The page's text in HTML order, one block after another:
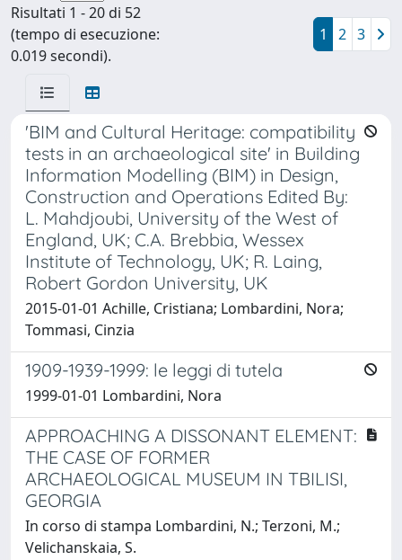
Risultati 1 - 20 di 52
(tempo di esecuzione:
0.019 secondi).
1 2 3
'BIM and Cultural Heritage: compatibility
tests in an archaeological site' in Building
Information Modelling (BIM) in Design,
Construction and Operations Edited By:
L. Mahdjoubi, University of the West of
England, UK; C.A. Brebbia, Wessex
Institute of Technology, UK; R. Laing,
Robert Gordon University, UK
2015-01-01 Achille, Cristiana; Lombardini, Nora;
Tommasi, Cinzia
1909-1939-1999: le leggi di tutela
1999-01-01 Lombardini, Nora
APPROACHING A DISSONANT ELEMENT:
THE CASE OF FORMER
ARCHAEOLOGICAL MUSEUM IN TBILISI,
GEORGIA
In corso di stampa Lombardini, N.; Terzoni, M.;
Velichanskaia, S.